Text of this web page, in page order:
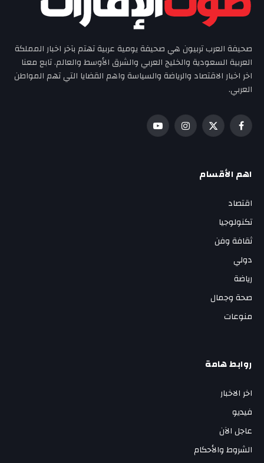
صحيفة العرب تربيون هي صحيفة يومية عربية تهتم بآخر اخبار المملكة
العربية السعودية والخليج العربي والشرق الأوسط والعالم. تابع معنا
اخر اخبار الاقتصاد والرياضة والسياسة واهم القضايا التي تهم المواطن
العربي.
فيسبوك
X
الانستغراميوتيوب
اهم الأقسام
اقتصاد
تكنولوجيا
ثقافة وفن
دولي
رياضة
صحة وجمال
منوعات
روابط هامة
اخر الاخبار
فيديو
عاجل الآن
الشروط والأحكام